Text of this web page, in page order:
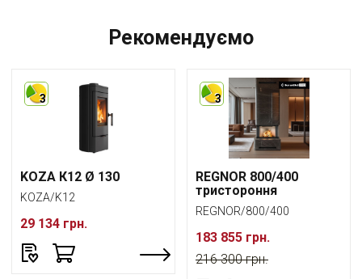
Рекомендуємо
3
KOZA К12 Ø 130
KOZA/K12
29 134 грн.
3
REGNOR 800/400
тристороння
REGNOR/800/400
183 855 грн.
216 300 грн.